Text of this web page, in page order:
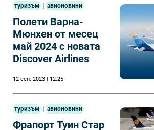
туризъм | авионовини
Полети Варна-
Мюнхен от месец
май 2024 с новата
Discover Airlines
12 сеп. 2023 | 12:25
туризъм | авионовини
Фрапорт Туин Стар